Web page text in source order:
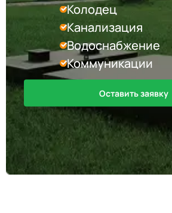
Колодец
Канализация
Водоснабжение
Коммуникации
Оставить заявку